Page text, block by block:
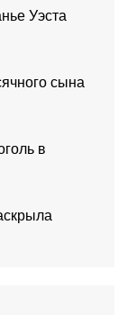
Уэста
сына
в